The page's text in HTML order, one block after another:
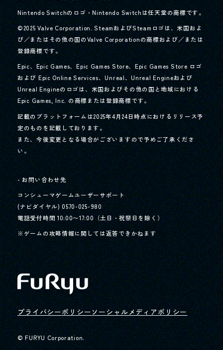
Nintendo Switchのロゴ・Nintendo Switchは任天堂の商標です。
©2025 Valve Corporation. SteamおよびSteamロゴは、米国およ
び／またはその他の国のValve Corporationの商標および／または
登録商標です。
Epic、Epic Games、Epic Games Store、Epic Games Store ロゴ
および Epic Online Services、Unreal、Unreal Engineおよび
Unreal Engineのロゴは、米国およびその他の国と地域における
Epic Games, Inc. の商標または登録商標です。
記載のプラットフォームは2025年4月24日時点におけるリリース予
定のものを記載しております。
また、今後変更となる場合がございますので予めご了承くださ
い。
- お問い合わせ先
コンシューマゲームユーザーサポート
(ナビダイヤル) 0570-025-980
電話受付時間 10:00〜17:00（土日・祝祭日を除く）
※ゲームの攻略情報に関しては返答できかねます
プライバシーポリシーソーシャルメディアポリシー
© FURYU Corporation.